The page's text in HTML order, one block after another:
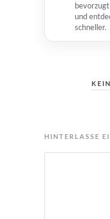
und
schneller.
HINTERLASSE